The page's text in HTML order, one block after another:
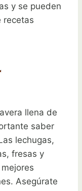
y se pueden
recetas
llena de
saber
lechugas,
fresas y
Asegúrate